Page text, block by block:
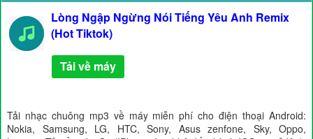
Lòng Ngập Ngừng Nói Tiếng Yêu Anh Remix
(Hot Tiktok)
Tải về máy
Tải nhạc chuông mp3 về máy miễn phí cho điện thoại Android:
Nokia, Samsung, LG, HTC, Sony, Asus zenfone, Sky, Oppo,